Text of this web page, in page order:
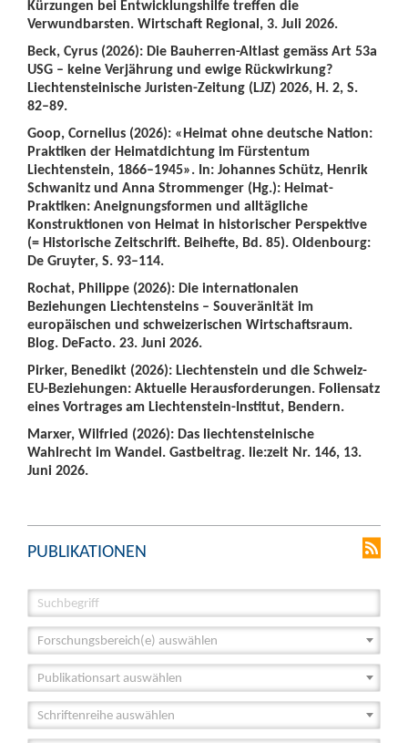
Kürzungen bei Entwicklungshilfe treffen die
Verwundbarsten. Wirtschaft Regional, 3. Juli 2026.
Beck, Cyrus (2026): Die Bauherren-Altlast gemäss Art 53a
USG – keine Verjährung und ewige Rückwirkung?
Liechtensteinische Juristen-Zeitung (LJZ) 2026, H. 2, S.
82–89.
Goop, Cornelius (2026): «Heimat ohne deutsche Nation:
Praktiken der Heimatdichtung im Fürstentum
Liechtenstein, 1866–1945». In: Johannes Schütz, Henrik
Schwanitz und Anna Strommenger (Hg.): Heimat-
Praktiken: Aneignungsformen und alltägliche
Konstruktionen von Heimat in historischer Perspektive
(= Historische Zeitschrift. Beihefte, Bd. 85). Oldenbourg:
De Gruyter, S. 93–114.
Rochat, Philippe (2026): Die internationalen
Beziehungen Liechtensteins – Souveränität im
europäischen und schweizerischen Wirtschaftsraum.
Blog. DeFacto. 23. Juni 2026.
Pirker, Benedikt (2026): Liechtenstein und die Schweiz-
EU-Beziehungen: Aktuelle Herausforderungen. Foliensatz
eines Vortrages am Liechtenstein-Institut, Bendern.
Marxer, Wilfried (2026): Das liechtensteinische
Wahlrecht im Wandel. Gastbeitrag. lie:zeit Nr. 146, 13.
Juni 2026.
PUBLIKATIONEN
Forschungsbereich(e) auswählen
Publikationsart auswählen
Schriftenreihe auswählen